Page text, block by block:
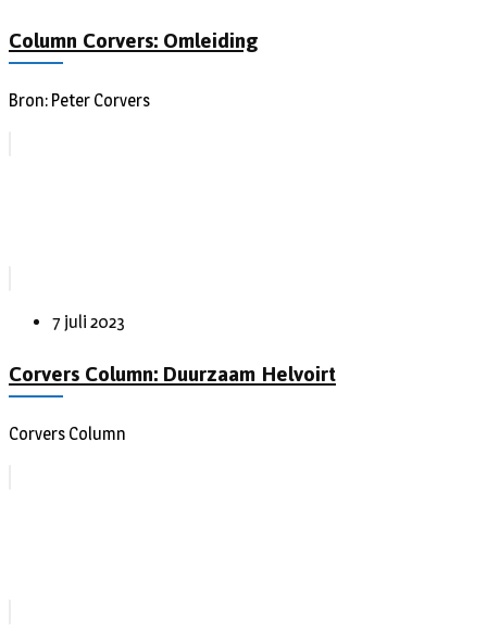
Column Corvers: Omleiding
Bron: Peter Corvers
7 juli 2023
Corvers Column: Duurzaam Helvoirt
Corvers Column